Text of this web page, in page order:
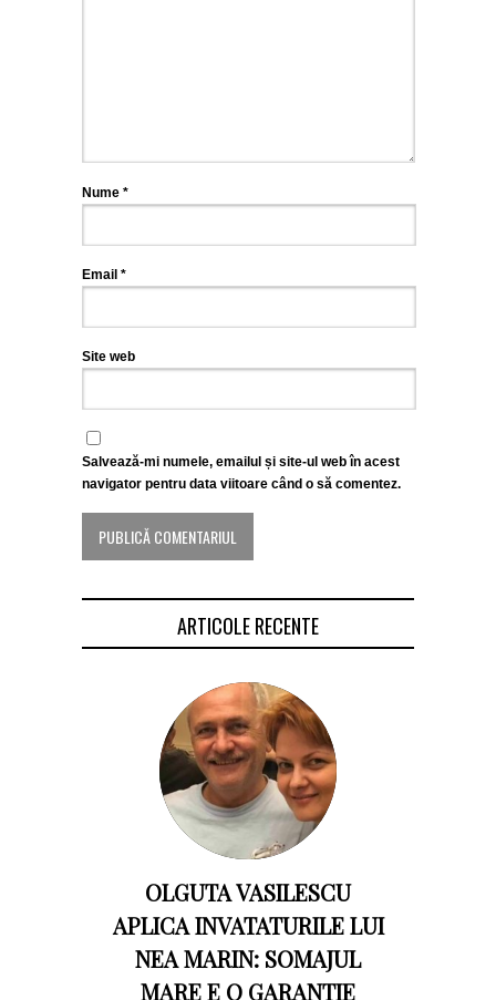
Nume *
Email *
Site web
Salvează-mi numele, emailul și site-ul web în acest
navigator pentru data viitoare când o să comentez.
ARTICOLE RECENTE
OLGUTA VASILESCU
APLICA INVATATURILE LUI
NEA MARIN: SOMAJUL
MARE E O GARANTIE